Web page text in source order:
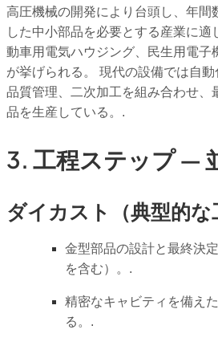
高圧機械の開発により台頭し、年間
した中小部品を必要とする産業に適
動車用電気ハウジング、民生用電子
が挙げられる。 現代の設備では自
品質管理、二次加工を組み合わせ、
品を生産している。.
3. 工程ステップ —
ダイカスト（典型的な
金型部品の設計と最終決
を含む）。.
精密なキャビティを備え
る。.